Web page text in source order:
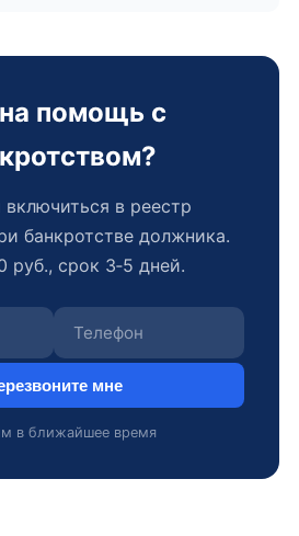
помощь с
в реестр
банкротстве должника.
руб., срок 3‑5 дней.
мне
в ближайшее время